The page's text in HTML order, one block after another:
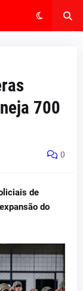
700
0
de
do